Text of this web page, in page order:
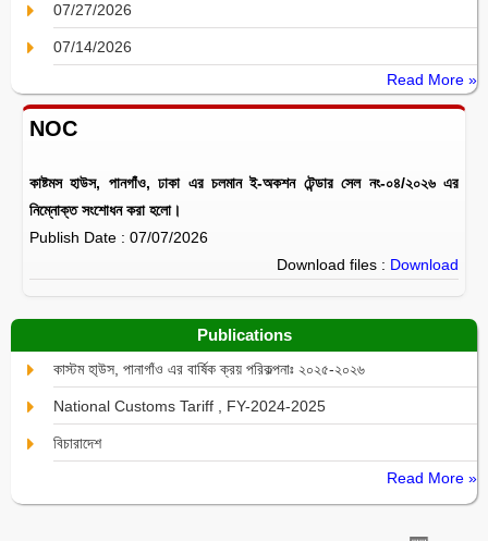
07/27/2026
07/14/2026
Read More »
NOC
কাষ্টমস হাউস, পানগাঁও, ঢাকা এর চলমান ই-অকশন টেন্ডার সেল নং-০৪/২০২৬ এর
নিম্নোক্ত সংশোধন করা হলো।
Publish Date : 07/07/2026
Download files : Download
Publications
কাস্টম হা্উস, পানাগাঁও এর বার্ষিক ক্রয় পরিকল্পনাঃ ২০২৫-২০২৬
National Customs Tariff , FY-2024-2025
বিচারাদেশ
Read More »